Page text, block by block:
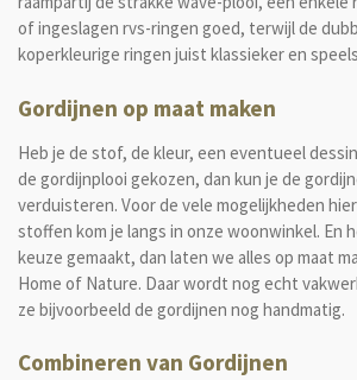
ofingeslagen rvs-ringen goed, terwijl de
koperkleurige ringen juist klassieker en
Gordijnen op maat maken
Heb je de stof, de kleur, een eventueel
de gordijnplooi gekozen, dan kun je de
verduisteren. Voor de vele mogelijkheden
stoffen kom je langs in onze woonwinkel. En
keuze gemaakt, dan laten we alles op maat
Home of Nature. Daar wordt nog echt
ze bijvoorbeeld de gordijnen nog handmatig.
Combineren van Gordijnen